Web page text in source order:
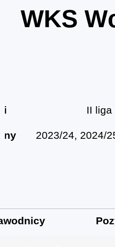
WKS
II liga
2023/24, 2024/